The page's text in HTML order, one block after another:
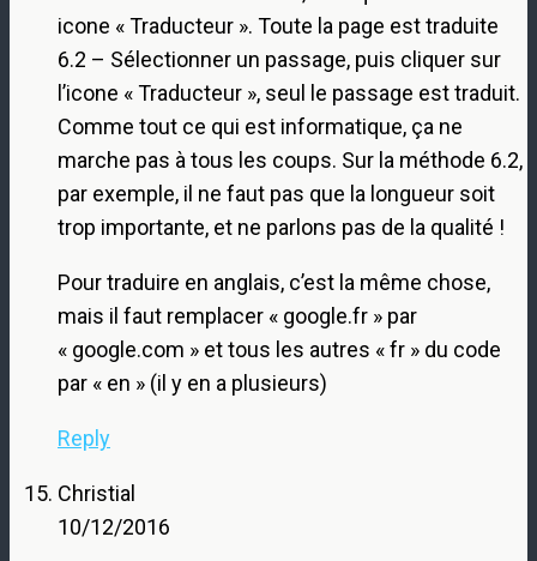
icone « Traducteur ». Toute la page est traduite
6.2 – Sélectionner un passage, puis cliquer sur
l’icone « Traducteur », seul le passage est traduit.
Comme tout ce qui est informatique, ça ne
marche pas à tous les coups. Sur la méthode 6.2,
par exemple, il ne faut pas que la longueur soit
trop importante, et ne parlons pas de la qualité !
Pour traduire en anglais, c’est la même chose,
mais il faut remplacer « google.fr » par
« google.com » et tous les autres « fr » du code
par « en » (il y en a plusieurs)
Reply
Christial
10/12/2016